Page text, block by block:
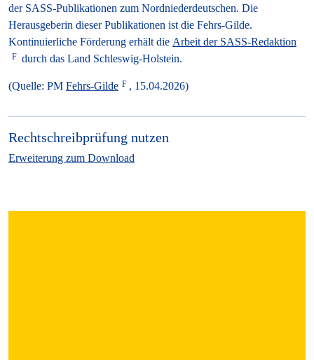
der SASS-Publikationen zum Nordniederdeutschen. Die
Herausgeberin dieser Publikationen ist die Fehrs-Gilde.
Kontinuierliche Förderung erhält die Arbeit der SASS-Redaktion
durch das Land Schleswig-Holstein.
(Quelle: PM Fehrs-Gilde , 15.04.2026)
Rechtschreibprüfung nutzen
Erweiterung zum Download